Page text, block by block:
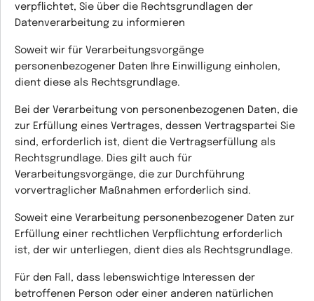
verpflichtet, Sie über die Rechtsgrundlagen der
Datenverarbeitung zu informieren
Soweit wir für Verarbeitungsvorgänge
personenbezogener Daten Ihre Einwilligung einholen,
dient diese als Rechtsgrundlage.
Bei der Verarbeitung von personenbezogenen Daten, die
zur Erfüllung eines Vertrages, dessen Vertragspartei Sie
sind, erforderlich ist, dient die Vertragserfüllung als
Rechtsgrundlage. Dies gilt auch für
Verarbeitungsvorgänge, die zur Durchführung
vorvertraglicher Maßnahmen erforderlich sind.
Soweit eine Verarbeitung personenbezogener Daten zur
Erfüllung einer rechtlichen Verpflichtung erforderlich
ist, der wir unterliegen, dient dies als Rechtsgrundlage.
Für den Fall, dass lebenswichtige Interessen der
betroffenen Person oder einer anderen natürlichen